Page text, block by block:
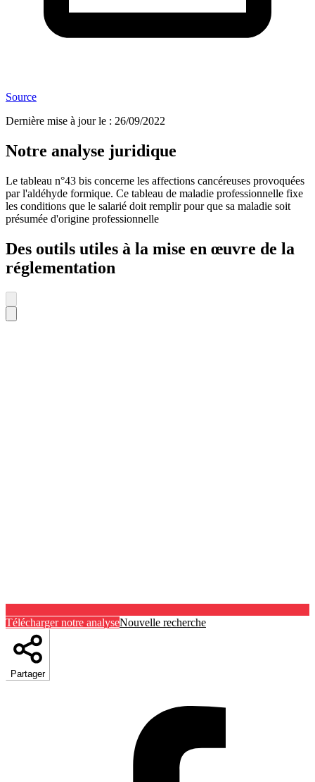
Source
Dernière mise à jour le : 26/09/2022
Notre analyse juridique
Le tableau n°43 bis concerne les affections cancéreuses provoquées
par l'aldéhyde formique. Ce tableau de maladie professionnelle fixe
les conditions que le salarié doit remplir pour que sa maladie soit
présumée d'origine professionnelle
Des outils utiles à la mise en œuvre de la
réglementation
Télécharger notre analyseNouvelle recherche
Partager